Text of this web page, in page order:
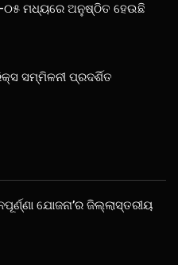
ମଧ୍ୟରେ ଅନୁଷ୍ଠିତ ହେଉଛି
ସମ୍ମିଳନୀ ପ୍ରଦର୍ଶିତ
ଯୋଜନା’ର ଜିଲ୍ଲାସ୍ତରୀୟ